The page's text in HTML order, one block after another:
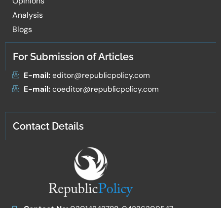
Analysis
Blogs
For Submission of Articles
E-mail:editor@republicpolicy.com
E-mail:coeditor@republicpolicy.com
Contact Details